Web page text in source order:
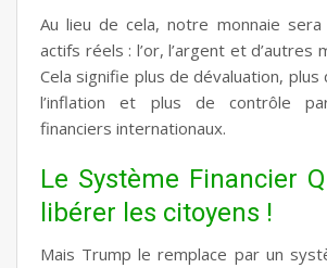
Au lieu de cela, notre monnaie
actifs réels : l’or, l’argent et d’autres
Cela signifie plus de dévaluation, plus
l’inflation et plus de contrôle
financiers internationaux.
Le Système Financier
libérer les citoyens !
Mais Trump le remplace par un